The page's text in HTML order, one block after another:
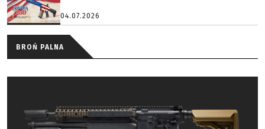
04.07.2026
BROŃ PALNA